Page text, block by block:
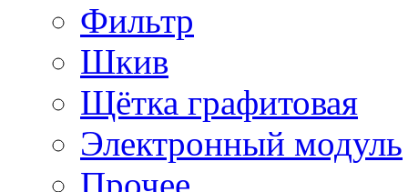
Фильтр
Шкив
Щётка графитовая
Электронный модуль